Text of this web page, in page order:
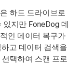
하드 드라이브로
지만 FoneDog 데
인 데이터 복구가
고 데이터 검색을
택하여 스캔 프로